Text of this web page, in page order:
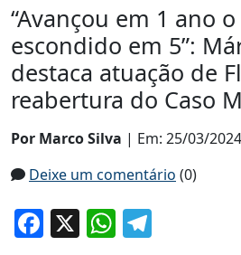
“Avançou em 1 ano
escondido em 5”:
destaca atuação de
reabertura do Caso
Por Marco Silva | Em: 25/03/
Deixe um comentário (0)
Facebook
X WhatsApp